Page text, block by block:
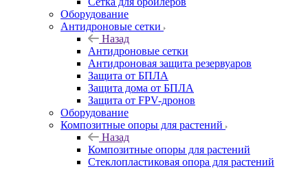
Оборудование
Антидроновые сетки
Назад
Антидроновые сетки
Антидроновая защита резервуаров
Защита от БПЛА
Защита дома от БПЛА
Защита от FPV-дронов
Оборудование
Композитные опоры для растений
Назад
Композитные опоры для растений
Стеклопластиковая опора для растений